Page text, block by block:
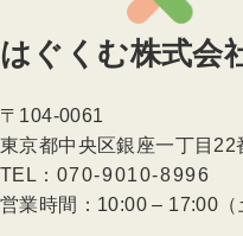
はぐくむ株式会
〒104-0061
東京都中央区銀座一丁目
TEL： 070-9010-8996
営業時間：10:00 – 17:00（